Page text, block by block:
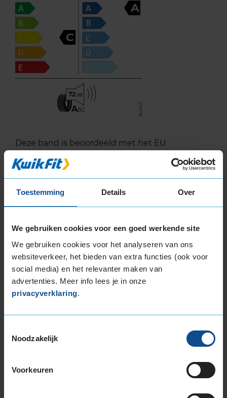
Toestemming Details Over
We gebruiken cookies voor een goed werkende site
We gebruiken cookies voor het analyseren van ons
websiteverkeer, het bieden van extra functies (ook voor
social media) en het relevanter maken van
advertenties. Meer info lees je in onze
privacyverklaring.
Noodzakelijk
Voorkeuren
C
A
72
ABC
Deze band is beoordeeld met het EU
met een goede brandstofefficiëntie.
In de categorie grip op nat wegdek is deze band
weersomstandigheden.
De band heeft een extern rolgeluid van 72 dB
met A-notering, wat betekent dat deze band
een stille geluidsproductie heeft.
bandenlabel van deze band, klik danhier